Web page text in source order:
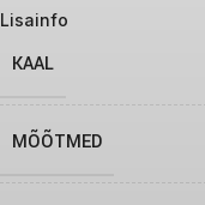
Lisainfo
KAAL
MÕÕTMED